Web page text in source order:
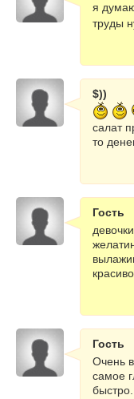
я
труды
$))
салат
то
Гость
Гость
Очень
самое
быстро.